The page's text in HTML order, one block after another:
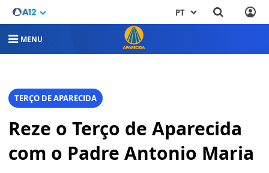
PT
MENU
TERÇO DE APARECIDA
Reze o Terço de Aparecida
com o Padre Antonio Maria